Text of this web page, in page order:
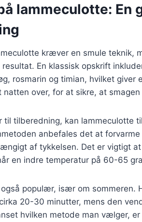
lammeculotte: En
kræver en smule teknik,
En klassisk opskrift
rosmarin og timian, hvilket
natten over, for at sikre, at
til tilberedning, kan lammeculotte
anbefales det at
af tykkelsen. Det er vigtigt
en indre temperatur på 60-65
populær, især om sommeren.
20-30 minutter, mens den
hvilken metode man vælger,